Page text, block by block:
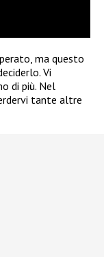
ma questo
Vi
di più. Nel
tante altre